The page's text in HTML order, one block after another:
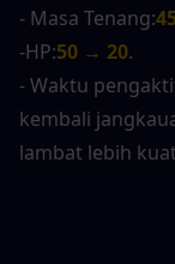
- Masa Tenang:
-HP:50 → 20.
- Waktu
kembali
lambat lebih